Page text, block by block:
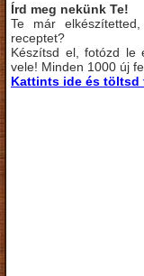
Írd meg nekünk Te!
Te már
receptet?
Készítsd el, fotózd le
vele! Minden 1000 új
Kattints ide és töltsd